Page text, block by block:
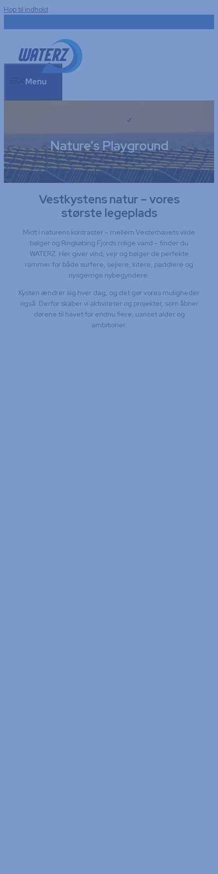
Hop til indhold
Menu
Nature’s Playground
Vestkystens natur – vores
største legeplads
Midt i naturens kontraster – mellem Vesterhavets vilde
bølger og Ringkøbing Fjords rolige vand – finder du
WATERZ. Her giver vind, vejr og bølger de perfekte
rammer for både surfere, sejlere, kitere, paddlere og
nysgerrige nybegyndere.
Kysten ændrer sig hver dag, og det gør vores muligheder
også. Derfor skaber vi aktiviteter og projekter, som åbner
dørene til havet for endnu flere, uanset alder og
ambitioner.